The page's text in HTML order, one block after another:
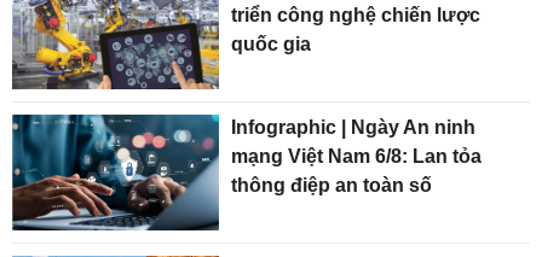
triển công nghệ chiến lược
quốc gia
Infographic | Ngày An ninh
mạng Việt Nam 6/8: Lan tỏa
thông điệp an toàn số